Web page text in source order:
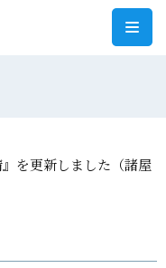
』を更新しました（諸屋